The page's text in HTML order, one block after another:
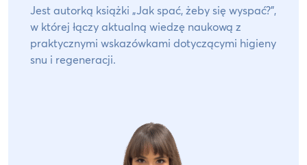
Jest autorką książki „Jak spać, żeby się wyspać?”,
w której łączy aktualną wiedzę naukową z
praktycznymi wskazówkami dotyczącymi higieny
snu i regeneracji.